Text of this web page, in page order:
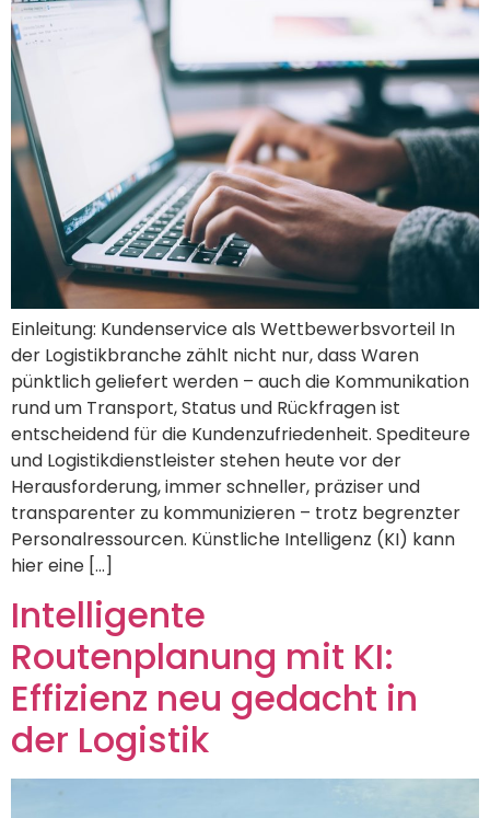
Einleitung: Kundenservice als Wettbewerbsvorteil In
der Logistikbranche zählt nicht nur, dass Waren
pünktlich geliefert werden – auch die Kommunikation
rund um Transport, Status und Rückfragen ist
entscheidend für die Kundenzufriedenheit. Spediteure
und Logistikdienstleister stehen heute vor der
Herausforderung, immer schneller, präziser und
transparenter zu kommunizieren – trotz begrenzter
Personalressourcen. Künstliche Intelligenz (KI) kann
hier eine […]
Intelligente
Routenplanung mit KI:
Effizienz neu gedacht in
der Logistik